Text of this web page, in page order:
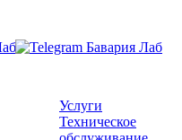
Услуги
Техническое